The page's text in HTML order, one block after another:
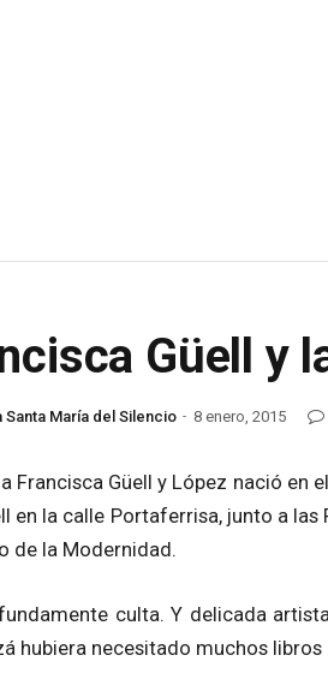
Güell y
Santa María del Silencio 8 enero, 2015
Francisca Güell y López nació en
en la calle Portaferrisa, junto a
de la Modernidad.
culta. Y delicada
hubiera necesitado muchos libros